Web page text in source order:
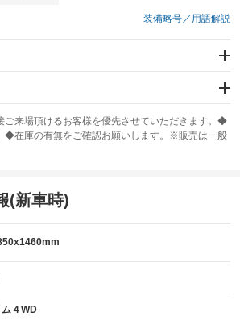
装備略号／用語解説
手席/サイド
ABS
ご来場頂けるお客様を優先させていただきます。◆
◆在庫の有無をご確認お願いします。※販売は一般
(新車時)
４WD